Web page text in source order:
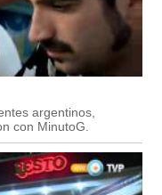
argentinos,
con MinutoG.